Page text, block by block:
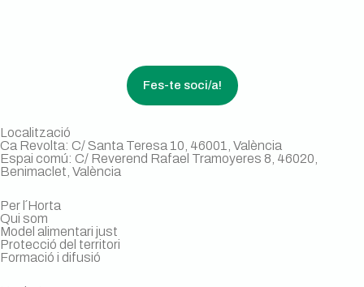
Fes-te soci/a!
Localització
Ca Revolta: C/ Santa Teresa 10, 46001, València
Espai comú: C/ Reverend Rafael Tramoyeres 8, 46020,
Benimaclet, València
Per l´Horta
Qui som
Model alimentari just
Protecció del territori
Formació i difusió